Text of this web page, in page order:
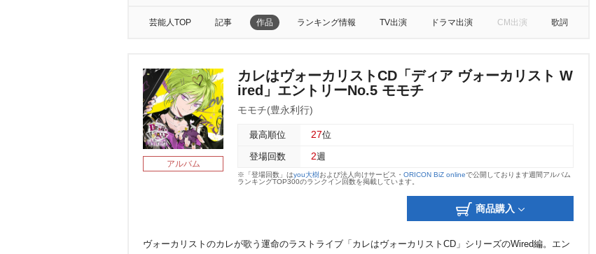
芸能人TOP 記事 作品 ランキング情報 TV出演 ドラマ出演 CM出演 歌詞
アルバム
カレはヴォーカリストCD「ディア ヴォーカリスト W
ired」エントリーNo.5 モモチ
モモチ(豊永利行)
最高順位 27位
登場回数 2週
※「登場回数」はyou大樹および法人向けサービス・ ORICON BiZ onlineで公開しております週間アルバム
ランキングTOP300のランクイン回数を掲載しています。
商品購入
ヴォーカリストのカレが歌う運命のラストライブ「カレはヴォーカリストCD」シリーズのWired編。エン